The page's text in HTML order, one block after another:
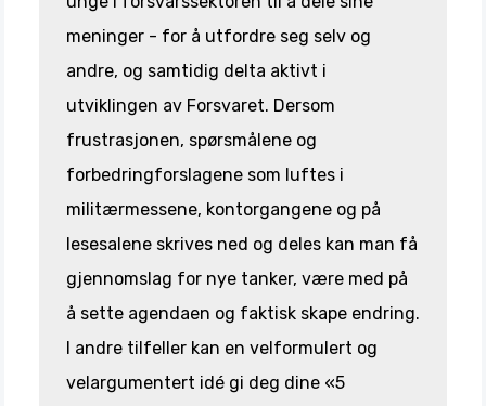
meninger - for å utfordre seg selv og
andre, og samtidig delta aktivt i
utviklingen av Forsvaret. Dersom
frustrasjonen, spørsmålene og
forbedringforslagene som luftes i
militærmessene, kontorgangene og på
lesesalene skrives ned og deles kan man få
gjennomslag for nye tanker, være med på
å sette agendaen og faktisk skape endring.
I andre tilfeller kan en velformulert og
velargumentert idé gi deg dine «5